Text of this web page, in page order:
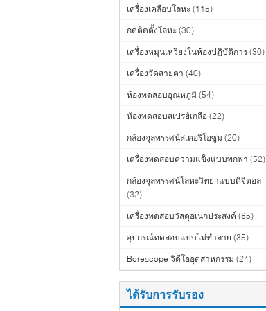
เครื่องเคลือบโลหะ (115)
กดติดตั้งโลหะ (30)
เครื่องหมุนเหวี่ยงในห้องปฏิบัติการ (30)
เครื่องวัดสายตา (40)
ห้องทดสอบอุณหภูมิ (54)
ห้องทดสอบสเปรย์เกลือ (22)
กล้องจุลทรรศน์สเตอริโอซูม (20)
เครื่องทดสอบความแข็งแบบพกพา (52)
กล้องจุลทรรศน์โลหะวิทยาแบบดิจิตอล
(32)
เครื่องทดสอบวัสดุอเนกประสงค์ (85)
อุปกรณ์ทดสอบแบบไม่ทำลาย (35)
Borescope วิดีโออุตสาหกรรม (24)
ได้รับการรับรอง